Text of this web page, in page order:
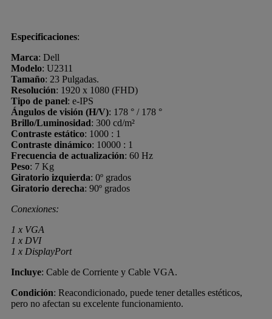
Especificaciones:
Marca: Dell
Modelo: U2311
Tamaño: 23 Pulgadas.
Resolución: 1920 x 1080 (FHD)
Tipo de panel: e-IPS
Ángulos de visión (H/V): 178 ° / 178 °
Brillo/Luminosidad: 300 cd/m²
Contraste estático: 1000 : 1
Contraste dinámico: 10000 : 1
Frecuencia de actualización: 60 Hz
Peso: 7 Kg
Giratorio izquierda: 0º grados
Giratorio derecha: 90º grados
Conexiones:
1 x VGA
1 x DVI
1 x DisplayPort
Incluye: Cable de Corriente y Cable VGA.
Condición: Reacondicionado, puede tener detalles estéticos,
pero no afectan su excelente funcionamiento.